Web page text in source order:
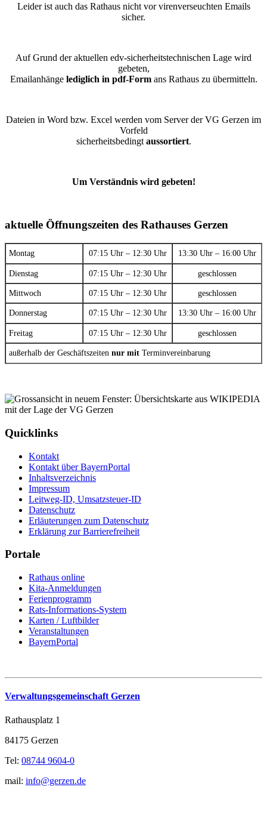
Leider ist auch das Rathaus nicht vor virenverseuchten Emails
sicher.
Auf Grund der aktuellen edv-sicherheitstechnischen Lage wird
gebeten,
Emailanhänge lediglich in pdf-Formans Rathaus zu übermitteln.
Dateien in Word bzw. Excel werden vom Server der VG Gerzen im
Vorfeld
sicherheitsbedingt aussortiert.
Um Verständnis wird gebeten!
aktuelle Öffnungszeiten des Rathauses Gerzen
Montag 07:15 Uhr – 12:30 Uhr 13:30 Uhr – 16:00 Uhr
Dienstag 07:15 Uhr – 12:30 Uhr geschlossen
Mittwoch 07:15 Uhr – 12:30 Uhr geschlossen
Donnerstag 07:15 Uhr – 12:30 Uhr 13:30 Uhr – 16:00 Uhr
Freitag 07:15 Uhr – 12:30 Uhr geschlossen
außerhalb der Geschäftszeiten nur mit Terminvereinbarung
Quicklinks
Kontakt
Kontakt über BayernPortal
Inhaltsverzeichnis
Impressum
Leitweg-ID, Umsatzsteuer-ID
Datenschutz
Erläuterungen zum Datenschutz
Erklärung zur Barrierefreiheit
Portale
Rathaus online
Kita-Anmeldungen
Ferienprogramm
Rats-Informations-System
Karten / Luftbilder
Veranstaltungen
BayernPortal
Verwaltungsgemeinschaft Gerzen
Rathausplatz 1
84175 Gerzen
Tel: 08744 9604-0
mail: info@gerzen.de